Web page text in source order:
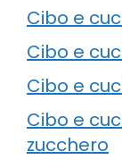
Cibo e
Cibo e
Cibo e
Cibo e
zucchero